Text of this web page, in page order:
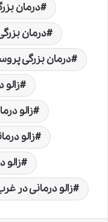
درمان
درمان
درمان بزرگی
زالو
زالو
زالو درمانی در